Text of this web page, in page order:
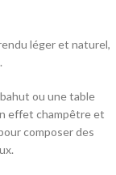
léger et naturel,
ou une table
effet champêtre et
composer des